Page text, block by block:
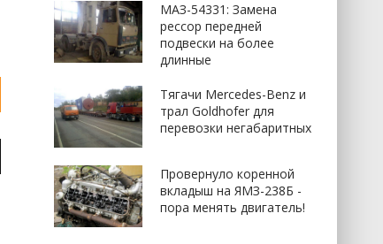
МАЗ-54331: Замена
рессор передней
подвески на более
длинные
Тягачи Mercedes-Benz и
трал Goldhofer для
перевозки негабаритных
Провернуло коренной
вкладыш на ЯМЗ-238Б -
пора менять двигатель!